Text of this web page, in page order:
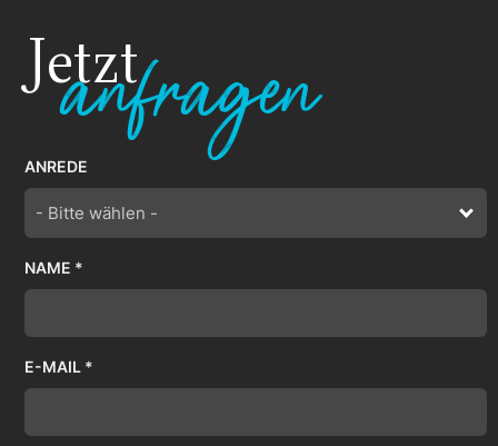
Jetzt
anfragen
ANREDE
- Bitte wählen -
NAME *
E-MAIL *